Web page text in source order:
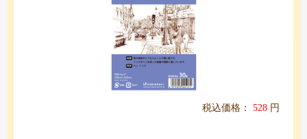
税込価格： 528 円